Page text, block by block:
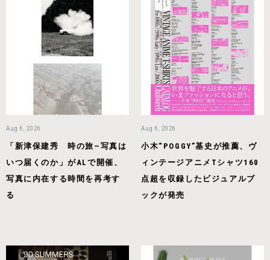
Aug 6, 2026
「新津保建秀 時の旅—写真は
いつ届くのか」がALで開催、
写真に内在する時間を再考す
る
Aug 6, 2026
小木“POGGY”基史が推薦、ヴ
ィンテージアニメTシャツ160
点超を収録したビジュアルブ
ックが発売